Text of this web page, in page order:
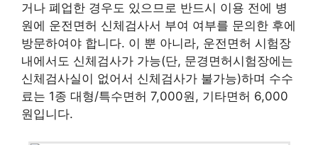
거나 폐업한 경우도 있으므로 반드시 이용 전에 병
원에 운전면허 신체검사서 부여 여부를 문의한 후에
방문하여야 합니다. 이 뿐 아니라, 운전면허 시험장
내에서도 신체검사가 가능(단, 문경면허시험장에는
신체검사실이 없어서 신체검사가 불가능)하며 수수
료는 1종 대형/특수면허 7,000원, 기타면허 6,000
원입니다.